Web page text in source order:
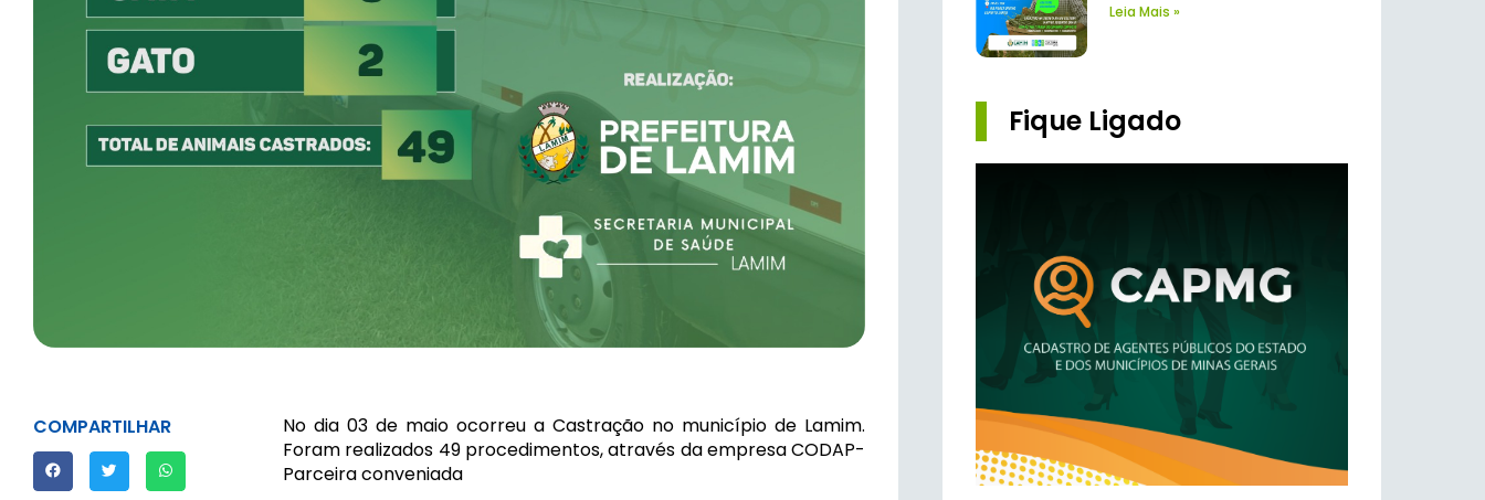
COMPARTILHAR
No dia 03 de maio ocorreu a Castração no município de Lamim.
Foram realizados 49 procedimentos, através da empresa CODAP-
Parceira conveniada
Leia Mais »
Fique Ligado